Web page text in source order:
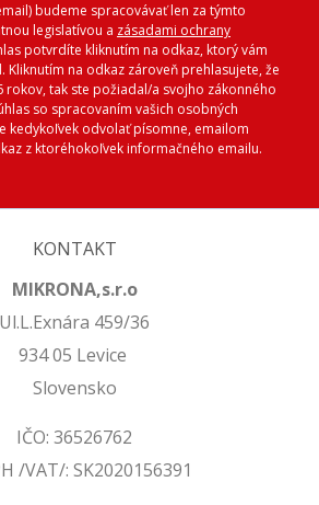
budeme spracovávať len za týmto
legislatívou a zásadami ochrany
potvrdíte kliknutím na odkaz, ktorý vám
Kliknutím na odkaz zároveň prehlasujete, že
rokov, tak ste požiadal/a svojho zákonného
so spracovaním vašich osobných
kedykoľvek odvolať písomne, emailom
z ktoréhokoľvek informačného emailu.
KONTAKT
MIKRONA,s.r.o
Ul.L.Exnára 459/36
934 05 Levice
Slovensko
IČO: 36526762
/VAT/: SK2020156391